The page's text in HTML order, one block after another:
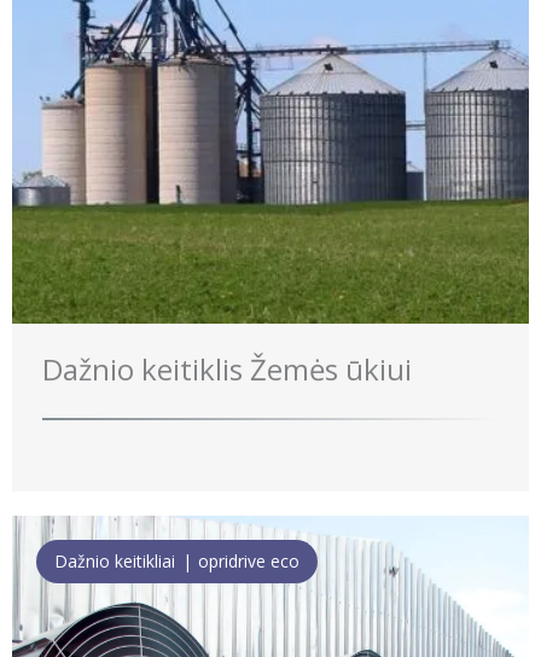
Dažnio keitiklis Žemės ūkiui
Dažnio keitikliai opridrive eco